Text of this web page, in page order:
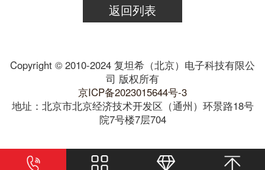
返回列表
Copyright © 2010-2024 复坦希（北京）电子科技有限公
司 版权所有
京ICP备2023015644号-3
地址：北京市北京经济技术开发区（通州）环景路18号
院7号楼7层704